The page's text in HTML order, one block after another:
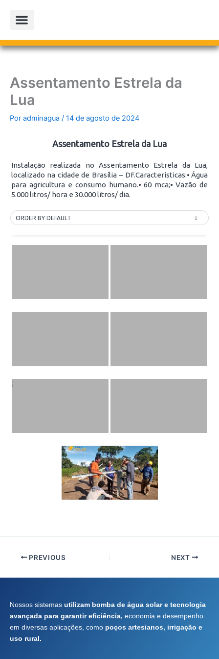
conteúdo
Assentamento Estrela da
Lua
Por adminagua / 14 de agosto de 2024
Assentamento Estrela da Lua
Instalação realizada no Assentamento Estrela da Lua,
localizado na cidade de Brasília – DF.Características:⦁ Água
para agricultura e consumo humano.⦁ 60 mca;⦁ Vazão de
5.000 litros/ hora e 30.000 litros/ dia.
ORDER BY DEFAULT
PREVIOUS NEXT
Nossos sistemas utilizam bomba de água solar e tecnologia
avançada para garantir eficiência, economia e desempenho
em diversas aplicações, como poços artesianos, irrigação e
uso rural.